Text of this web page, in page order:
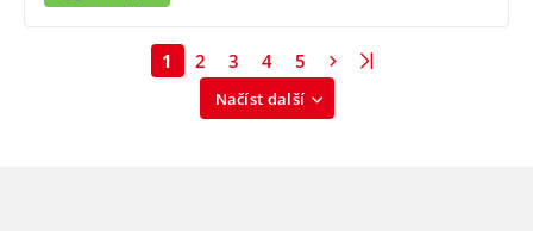
Načíst další
1 2 3 4 5